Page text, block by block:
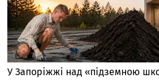
У Запоріжжі над «підземною